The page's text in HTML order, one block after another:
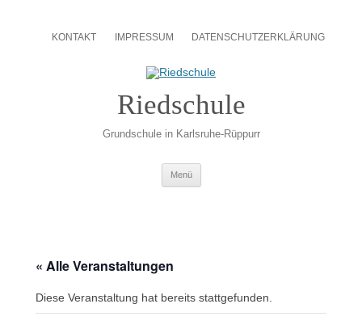
KONTAKT IMPRESSUM DATENSCHUTZERKLÄRUNG
Riedschule
Grundschule in Karlsruhe-Rüppurr
Menü
« Alle Veranstaltungen
Diese Veranstaltung hat bereits stattgefunden.